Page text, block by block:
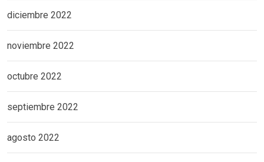
diciembre 2022
noviembre 2022
octubre 2022
septiembre 2022
agosto 2022